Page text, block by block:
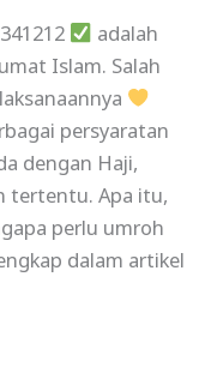
adalah
umat Islam. Salah
persyaratan
dengan Haji,
tertentu. Apa itu,
perlu umroh
dalam artikel